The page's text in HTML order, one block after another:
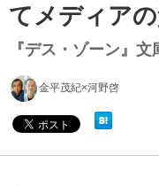
てメディア
『デス・ゾーン』
金平茂紀×河野啓